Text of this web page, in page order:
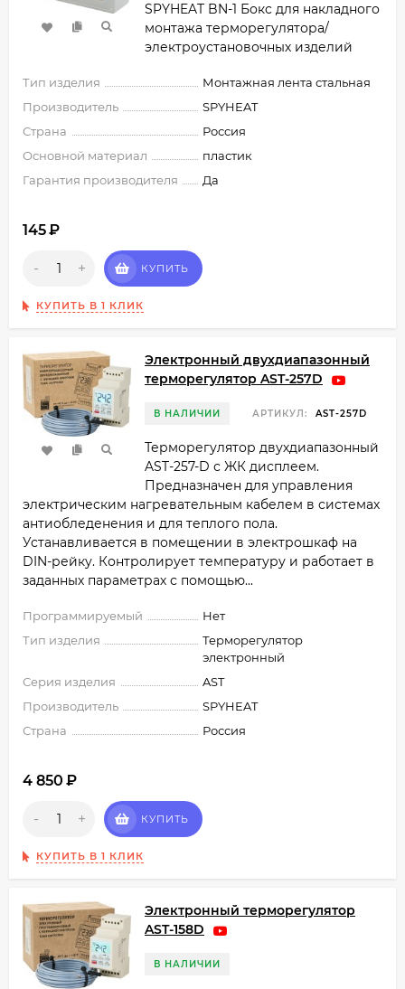
SPYHEAT BN-1 Бокс для накладного
монтажа терморегулятора/
электроустановочных изделий
Тип изделия
Монтажная лента стальная
Производитель
SPYHEAT
Страна
Россия
Основной материал
пластик
Гарантия производителя
Да
145₽
- + КУПИТЬ
КУПИТЬ В 1 КЛИК
Электронный двухдиапазонный
терморегулятор AST-257D
В НАЛИЧИИ АРТИКУЛ: AST-257D
Терморегулятор двухдиапазонный
AST-257-D с ЖК дисплеем.
Предназначен для управления
электрическим нагревательным кабелем в системах
антиобледенения и для теплого пола.
Устанавливается в помещении в электрошкаф на
DIN-рейку. Контролирует температуру и работает в
заданных параметрах с помощью...
Программируемый
Нет
Тип изделия
Терморегулятор
электронный
Серия изделия
AST
Производитель
SPYHEAT
Страна
Россия
4 850 ₽
- + КУПИТЬ
КУПИТЬ В 1 КЛИК
Электронный терморегулятор
AST-158D
В НАЛИЧИИ